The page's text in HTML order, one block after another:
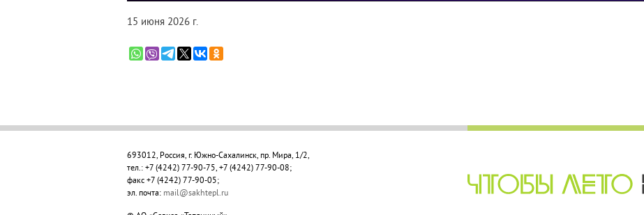
15 июня 2026 г.
693012, Россия, г. Южно-Сахалинск, пр. Мира, 1/2,
тел.: +7 (4242) 77-90-75, +7 (4242) 77-90-08;
факс +7 (4242) 77-90-05;
эл. почта: mail@sakhtepl.ru